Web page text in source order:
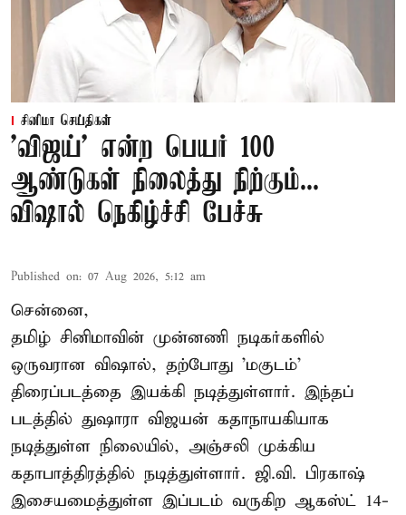
சினிமா செய்திகள்
'விஜய்' என்ற பெயர் 100
ஆண்டுகள் நிலைத்து நிற்கும்...
விஷால் நெகிழ்ச்சி பேச்சு
Published on: 07 Aug 2026, 5:12 am
சென்னை,
தமிழ் சினிமாவின் முன்னணி நடிகர்களில்
ஒருவரான விஷால், தற்போது 'மகுடம்'
திரைப்படத்தை இயக்கி நடித்துள்ளார். இந்தப்
படத்தில் துஷாரா விஜயன் கதாநாயகியாக
நடித்துள்ள நிலையில், அஞ்சலி முக்கிய
கதாபாத்திரத்தில் நடித்துள்ளார். ஜி.வி. பிரகாஷ்
இசையமைத்துள்ள இப்படம் வருகிற ஆகஸ்ட் 14-